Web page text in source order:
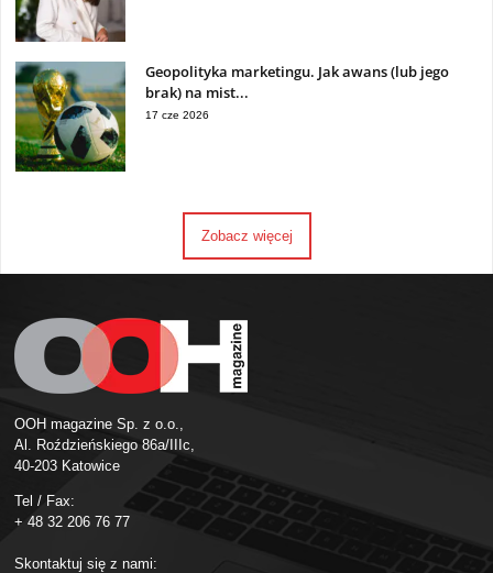
Geopolityka marketingu. Jak awans (lub jego
brak) na mist...
17 cze 2026
Zobacz więcej
OOH magazine Sp. z o.o.,
Al. Roździeńskiego 86a/IIIc,
40-203 Katowice
Tel / Fax:
+ 48 32 206 76 77
Skontaktuj się z nami: